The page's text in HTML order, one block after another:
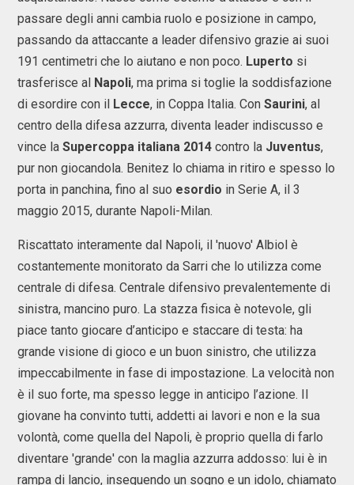
passare degli anni cambia ruolo e posizione in campo,
passando da attaccante a leader difensivo grazie ai suoi
191 centimetri che lo aiutano e non poco. Luperto si
trasferisce al Napoli, ma prima si toglie la soddisfazione
di esordire con il Lecce, in Coppa Italia. Con Saurini, al
centro della difesa azzurra, diventa leader indiscusso e
vince la Supercoppa italiana 2014 contro la Juventus,
pur non giocandola. Benitez lo chiama in ritiro e spesso lo
porta in panchina, fino al suo esordio in Serie A, il 3
maggio 2015, durante Napoli-Milan.
Riscattato interamente dal Napoli, il 'nuovo' Albiol è
costantemente monitorato da Sarri che lo utilizza come
centrale di difesa. Centrale difensivo prevalentemente di
sinistra, mancino puro. La stazza fisica è notevole, gli
piace tanto giocare d’anticipo e staccare di testa: ha
grande visione di gioco e un buon sinistro, che utilizza
impeccabilmente in fase di impostazione. La velocità non
è il suo forte, ma spesso legge in anticipo l’azione. Il
giovane ha convinto tutti, addetti ai lavori e non e la sua
volontà, come quella del Napoli, è proprio quella di farlo
diventare 'grande' con la maglia azzurra addosso: lui è in
rampa di lancio, inseguendo un sogno e un idolo, chiamato